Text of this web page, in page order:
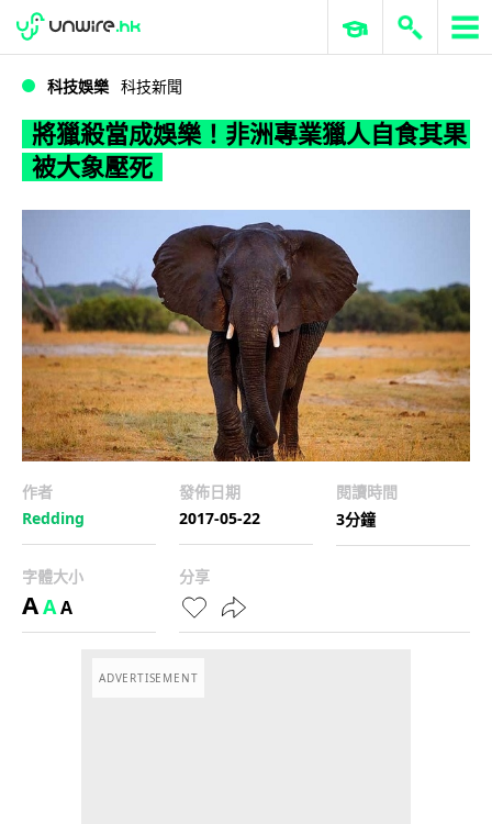
WWDC 2026 ERP 與商業 AI
科技娛樂 科技新聞
將獵殺當成娛樂！非洲專業獵人自食其果
被大象壓死
作者
Redding
發佈日期
2017-05-22
閱讀時間
3分鐘
字體大小
AAA
分享
ADVERTISEMENT